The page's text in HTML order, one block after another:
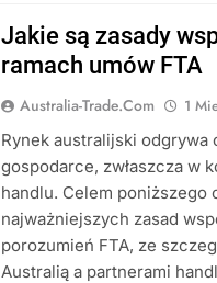
Jakie są zasady
ramach umów FTA
Australia-Trade.com 1
Rynek australijski
gospodarce, zwłaszcza w
handlu. Celem poniższego
najważniejszych zasad
porozumień FTA, ze
Australią a partnerami